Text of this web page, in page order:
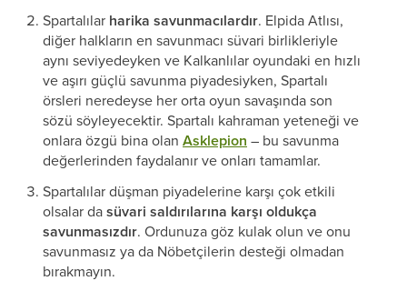
Spartalılar harika savunmacılardır. Elpida Atlısı,
diğer halkların en savunmacı süvari birlikleriyle
aynı seviyedeyken ve Kalkanlılar oyundaki en hızlı
ve aşırı güçlü savunma piyadesiyken, Spartalı
örsleri neredeyse her orta oyun savaşında son
sözü söyleyecektir. Spartalı kahraman yeteneği ve
onlara özgü bina olan Asklepion – bu savunma
değerlerinden faydalanır ve onları tamamlar.
Spartalılar düşman piyadelerine karşı çok etkili
olsalar dasüvari saldırılarına karşı oldukça
savunmasızdır. Ordunuza göz kulak olun ve onu
savunmasız ya da Nöbetçilerin desteği olmadan
bırakmayın.